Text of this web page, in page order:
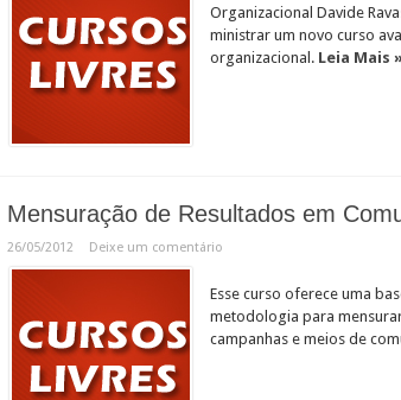
Organizacional Davide
ministrar um novo curso
organizacional. Leia Mais »
Mensuração de Resultados em
26/05/2012 Deixe um comentário
Esse curso oferece uma
metodologia para
campanhas e meios de